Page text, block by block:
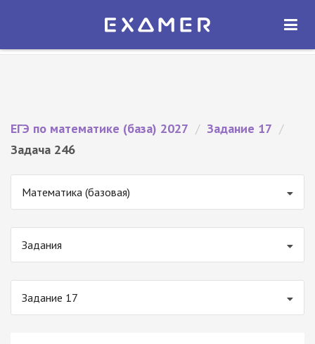
Экзамер — ЕГЭ 2027
ОТКРЫТЬ
ЕГЭ по математике (база) 2027 / Задание 17 /
Задача 246
Математика (базовая)
Задания
Задание 17